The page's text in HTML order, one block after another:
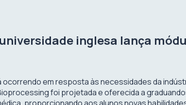
inglesa lança
em resposta às necessidades da
foi projetada e oferecida a